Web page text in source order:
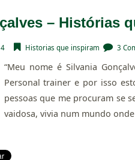
– Histórias
Historias que inspiram 3
“Meu nome é Silvania
Personal trainer e por isso
pessoas que me procuram se
vaidosa, vivia num mundo